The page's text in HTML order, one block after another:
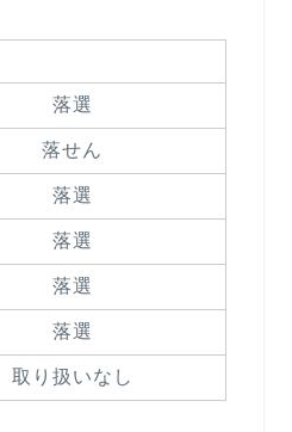
落選
落せん
落選
落選
落選
落選
取り扱いなし